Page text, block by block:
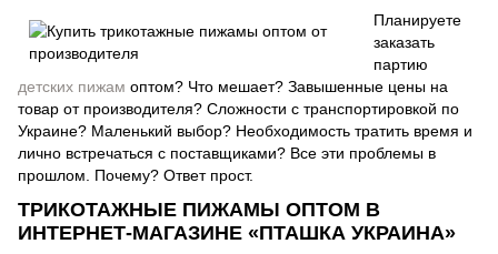
Планируете
заказать
партию
детских пижам оптом? Что мешает? Завышенные цены на
товар от производителя? Сложности с транспортировкой по
Украине? Маленький выбор? Необходимость тратить время и
лично встречаться с поставщиками? Все эти проблемы в
прошлом. Почему? Ответ прост.
ТРИКОТАЖНЫЕ ПИЖАМЫ ОПТОМ В
ИНТЕРНЕТ-МАГАЗИНЕ «ПТАШКА УКРАИНА»